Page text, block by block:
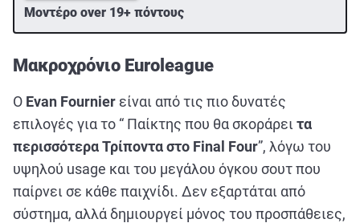
Μοντέρο over 19+ πόντους
Μακροχρόνιο Euroleague
Ο Evan Fournier είναι από τις πιο δυνατές
επιλογές για το “ Παίκτης που θα σκοράρει τα
περισσότερα Τρίπονταστο Final Four”, λόγω του
υψηλού usage και του μεγάλου όγκου σουτ που
παίρνει σε κάθε παιχνίδι. Δεν εξαρτάται από
σύστημα, αλλά δημιουργεί μόνος του προσπάθειες,